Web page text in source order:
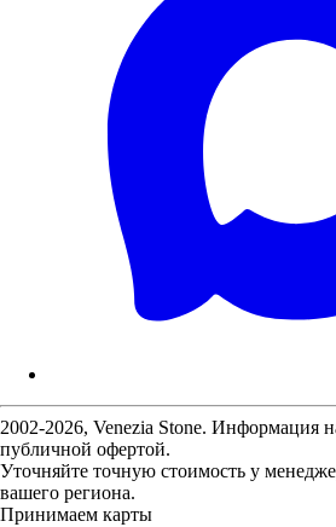
2002-2026, Venezia Stone. Информация
публичной офертой.
Уточняйте точную стоимость у
вашего региона.
Принимаем карты